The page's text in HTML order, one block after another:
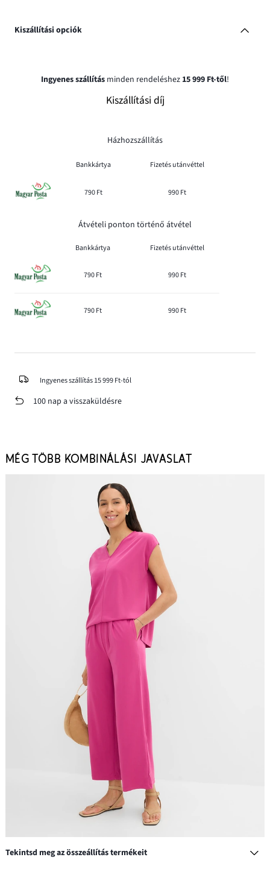
Kiszállítási opciók
Ingyenes szállítás minden rendeléshez 15 999 Ft-től!
Kiszállítási díj
Házhozszállítás
Bankkártya Fizetés utánvéttel
790 Ft 990 Ft
Átvételi ponton történő átvétel
Bankkártya Fizetés utánvéttel
790 Ft 990 Ft
790 Ft 990 Ft
Ingyenes szállítás 15 999 Ft-tól
100 nap a visszaküldésre
MÉG TÖBB KOMBINÁLÁSI JAVASLAT
Tekintsd meg az összeállítás termékeit